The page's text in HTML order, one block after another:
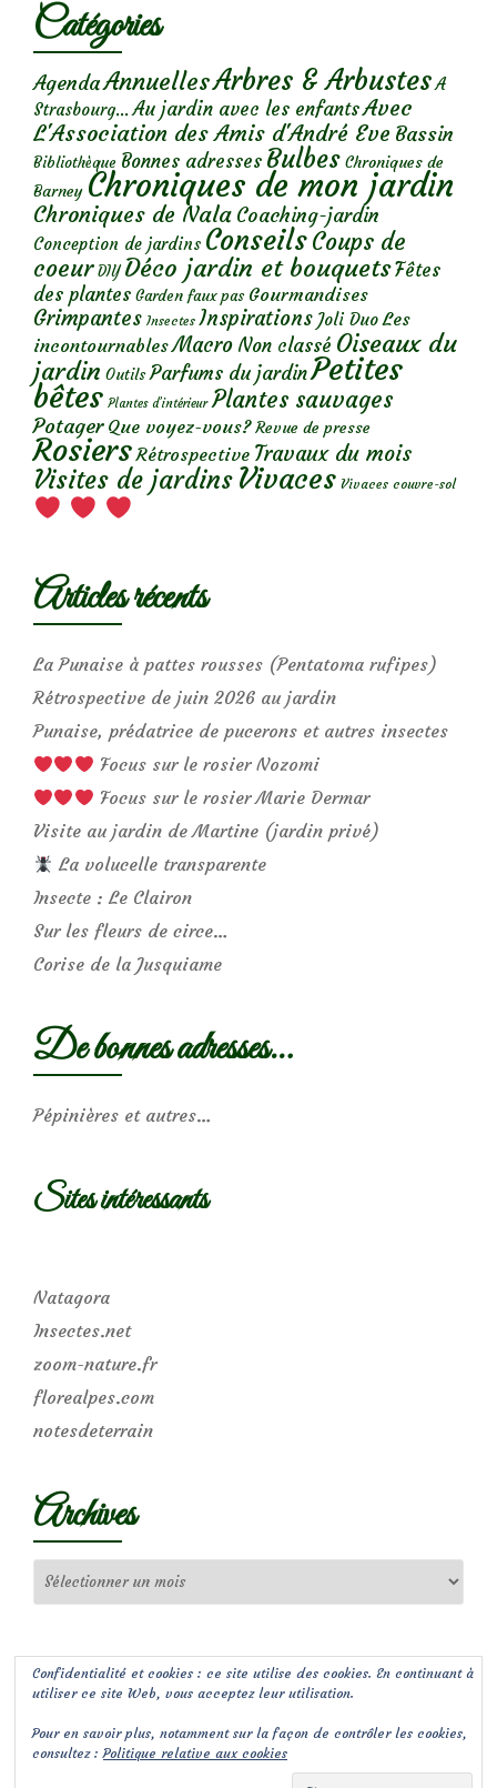
Catégories
AgendaAnnuellesArbres & Arbustes A
Strasbourg... Au jardin avec les enfantsAvec
L'Association des Amis d'André Eve Bassin
Bibliothèque Bonnes adresses Bulbes Chroniques de
Barney Chroniques de mon jardin
Chroniques de Nala Coaching-jardin
Conception de jardins ConseilsCoups de
coeur DIY Déco jardin et bouquetsFêtes
des plantes Garden faux pas Gourmandises
Grimpantes Insectes Inspirations Joli Duo Les
incontournables Macro Non classé Oiseaux du
jardin Outils Parfums du jardinPetites
bêtes Plantes d’intérieur Plantes sauvages
Potager Que voyez-vous? Revue de presse
Rosiers Rétrospective Travaux du mois
Visites de jardins Vivaces Vivaces couvre-sol
Articles récents
La Punaise à pattes rousses (Pentatoma rufipes)
Rétrospective de juin 2026 au jardin
Punaise, prédatrice de pucerons et autres insectes
Focus sur le rosier Nozomi
Focus sur le rosier Marie Dermar
Visite au jardin de Martine (jardin privé)
La volucelle transparente
Insecte : Le Clairon
Sur les fleurs de circe…
Corise de la Jusquiame
De bonnes adresses…
Pépinières et autres…
Sites intéressants
Natagora
Insectes.net
zoom-nature.fr
florealpes.com
notesdeterrain
Archives
Confidentialité et cookies : ce site utilise des cookies. En continuant à
utiliser ce site Web, vous acceptez leur utilisation.
Pour en savoir plus, notamment sur la façon de contrôler les cookies,
consultez :Politique relative aux cookies